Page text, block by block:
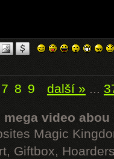
7 8 9 další » ...
mega video abou
Magic
Giftbox,